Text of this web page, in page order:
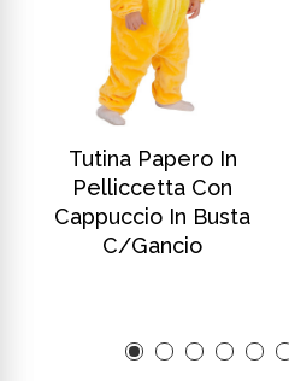
Tutina Papero In
Pelliccetta Con
Cappuccio In Busta
C/gancio